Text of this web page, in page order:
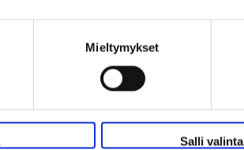
Mieltymykset
Salli valinta
Southampton FC - Portsmouth FC
10 tai 11 lokakuuta
Maksa 50% tänään!